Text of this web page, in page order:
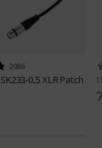
2086
SK233-0,5 XLR Patch